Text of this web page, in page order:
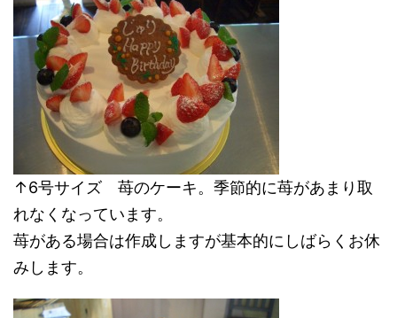
↑6号サイズ 苺のケーキ。季節的に苺があまり取
れなくなっています。
苺がある場合は作成しますが基本的にしばらくお休
みします。